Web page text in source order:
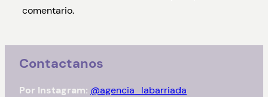
comentario.
Contactanos
Por Instagram: @agencia_labarriada